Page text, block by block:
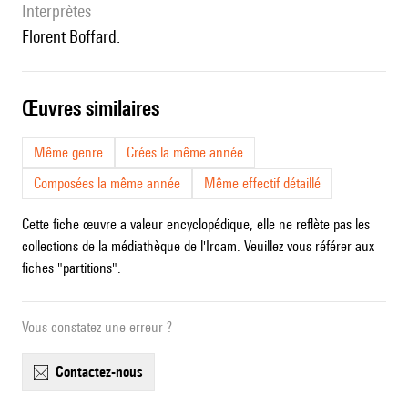
interprètes
Florent Boffard.
œuvres similaires
Même genre
Crées la même année
Composées la même année
Même effectif détaillé
Cette fiche œuvre a valeur encyclopédique, elle ne reflète pas les
collections de la médiathèque de l'Ircam. Veuillez vous référer aux
fiches "partitions".
Vous constatez une erreur ?
contactez-nous